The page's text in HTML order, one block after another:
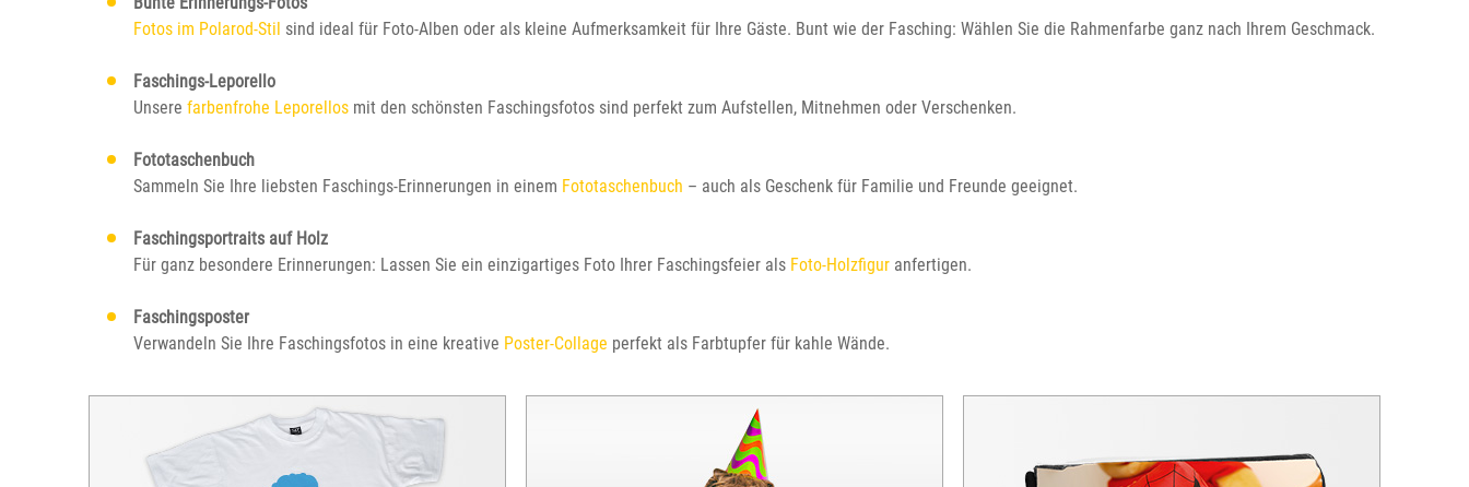
Fotos im Polarod-Stil sind ideal für Foto-Alben oder als kleine Aufmerksamkeit für Ihre Gäste. Bunt wie der Fasching: Wählen Sie die Rahmenfarbe ganz nach Ihrem Geschmack.
Faschings-Leporello
Unsere farbenfrohe Leporellos mit den schönsten Faschingsfotos sind perfekt zum Aufstellen, Mitnehmen oder Verschenken.
Fototaschenbuch
Sammeln Sie Ihre liebsten Faschings-Erinnerungen in einem Fototaschenbuch – auch als Geschenk für Familie und Freunde geeignet.
Faschingsportraits auf Holz
Für ganz besondere Erinnerungen: Lassen Sie ein einzigartiges Foto Ihrer Faschingsfeier als Foto-Holzfigur anfertigen.
Faschingsposter
Verwandeln Sie Ihre Faschingsfotos in eine kreative Poster-Collage perfekt als Farbtupfer für kahle Wände.